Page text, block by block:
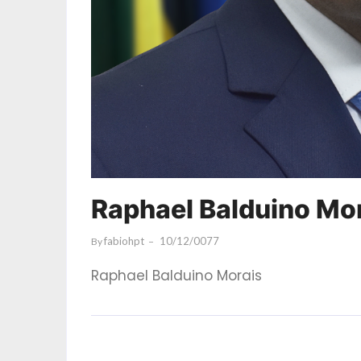
Raphael Balduino
ByFabiohpt 10/12/0077
Raphael Balduino Morais